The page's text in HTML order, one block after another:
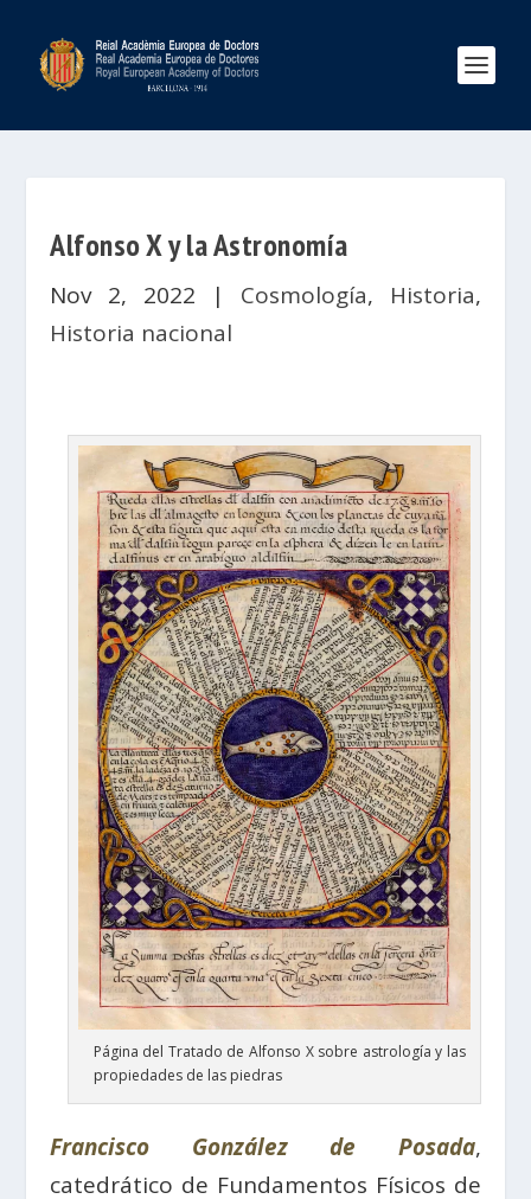
Alfonso X y la Astronomía
Nov 2, 2022 | Cosmología, Historia,
Historia nacional
Página del Tratado de Alfonso X sobre astrología y las
propiedades de las piedras
Francisco González de Posada,
catedrático de Fundamentos Físicos de